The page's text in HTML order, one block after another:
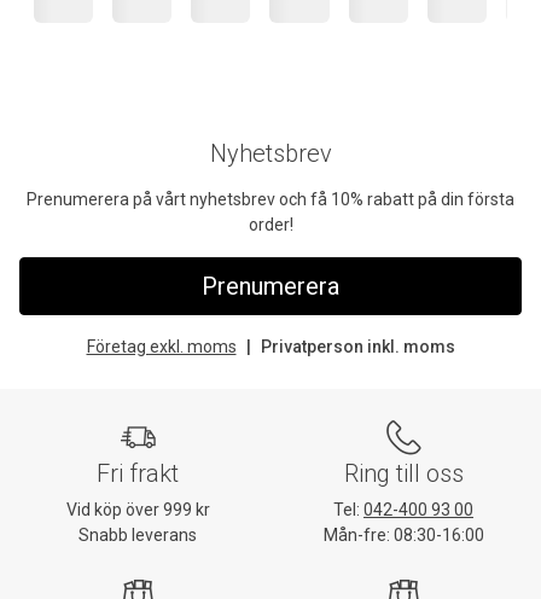
Nyhetsbrev
Prenumerera på vårt nyhetsbrev och få 10% rabatt på din första
order!
Prenumerera
Företag exkl. moms Privatperson inkl. moms
Fri frakt
Vid köp över 999 kr
Snabb leverans
Ring till oss
Tel: 042-400 93 00
Mån-fre: 08:30-16:00